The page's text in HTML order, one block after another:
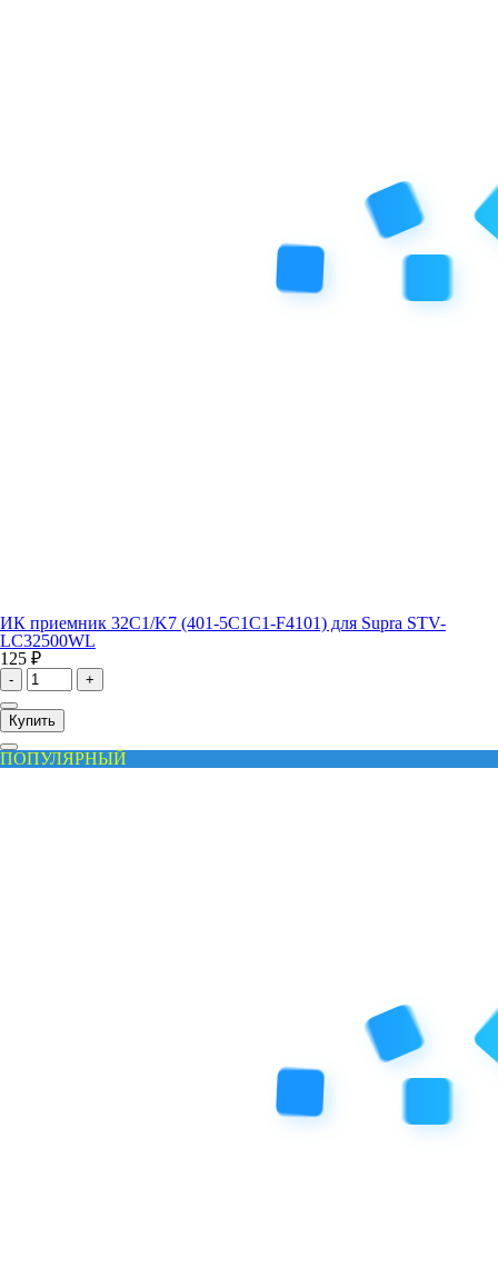
ИК приемник 32C1/K7 (401-5C1C1-F4101) для Supra STV-
LC32500WL
125 ₽
- +
Купить
ПОПУЛЯРНЫЙ